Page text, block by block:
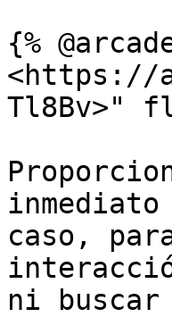
{%
<https://
Tl8Bv>"
caso,
ni